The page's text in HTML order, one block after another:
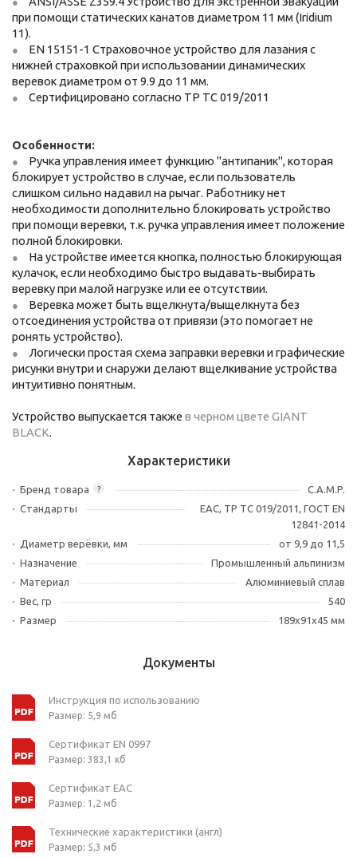
при помощи статических канатов диаметром 11 мм (Iridium
11).
EN 15151-1 Страховочное устройство для лазания с
нижней страховкой при использовании динамических
веревок диаметром от 9.9 до 11 мм.
Сертифицировано согласно ТР ТС 019/2011
Особенности:
Ручка управления имеет функцию "антипаник", которая
блокирует устройство в случае, если пользователь
слишком сильно надавил на рычаг. Работнику нет
необходимости дополнительно блокировать устройство
при помощи веревки, т.к. ручка управления имеет положение
полной блокировки.
На устройстве имеется кнопка, полностью блокирующая
кулачок, если необходимо быстро выдавать-выбирать
веревку при малой нагрузке или ее отсутствии.
Веревка может быть вщелкнута/выщелкнута без
отсоединения устройства от привязи (это помогает не
ронять устройство).
Логически простая схема заправки веревки и графические
рисунки внутри и снаружи делают вщелкивание устройства
интуитивно понятным.
Устройство выпускается также в черном цвете GIANT
BLACK.
Характеристики
?
Бренд товара
C.A.M.P.
Стандарты
ЕАС, ТР ТС 019/2011, ГОСТ EN
12841-2014
Диаметр верёвки, мм
от 9,9 до 11,5
Назначение
Промышленный альпинизм
Материал
Алюминиевый сплав
Вес, гр
540
Размер
189х91х45 мм
Документы
Инструкция по использованию
Размер: 5,9 мб
Сертификат EN 0997
Размер: 383,1 кб
Сертификат ЕАС
Размер: 1,2 мб
Технические характеристики (англ)
Размер: 5,3 мб